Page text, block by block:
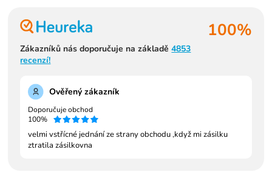
100%
Zákazníků nás doporučuje na základě4853
recenzí!
Ověřený zákazník
Doporučuje obchod
100%
velmi vstřícné jednání ze strany obchodu ,když mi zásilku
ztratila zásilkovna